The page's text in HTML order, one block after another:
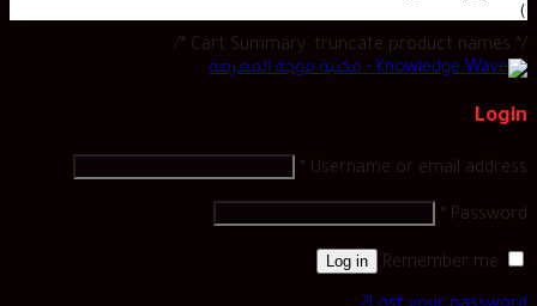
)
/* Cart Summary: truncate product names */
Login
Username or email address
*
Password
*
Remember me
Log in